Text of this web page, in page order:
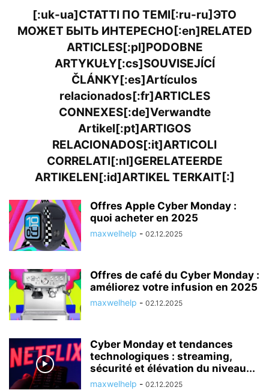
[:uk-ua]СТАТТІ ПО ТЕМІ[:ru-ru]ЭТО
МОЖЕТ БЫТЬ ИНТЕРЕСНО[:en]RELATED
ARTICLES[:pl]PODOBNE
ARTYKUŁY[:cs]SOUVISEJÍCÍ
ČLÁNKY[:es]Artículos
relacionados[:fr]ARTICLES
CONNEXES[:de]Verwandte
Artikel[:pt]ARTIGOS
RELACIONADOS[:it]ARTICOLI
CORRELATI[:nl]GERELATEERDE
ARTIKELEN[:id]ARTIKEL TERKAIT[:]
Offres Apple Cyber ​​Monday :
quoi acheter en 2025
maxwelhelp - 02.12.2025
Offres de café du Cyber ​​Monday :
améliorez votre infusion en 2025
maxwelhelp - 02.12.2025
Cyber ​​Monday et tendances
technologiques : streaming,
sécurité et élévation du niveau...
maxwelhelp - 02.12.2025